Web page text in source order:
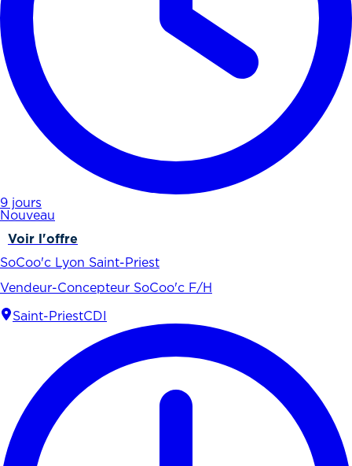
9 jours
Nouveau
Voir l'offre
SoCoo'c Lyon Saint-Priest
Vendeur-Concepteur SoCoo'c F/H
Saint-PriestCDI